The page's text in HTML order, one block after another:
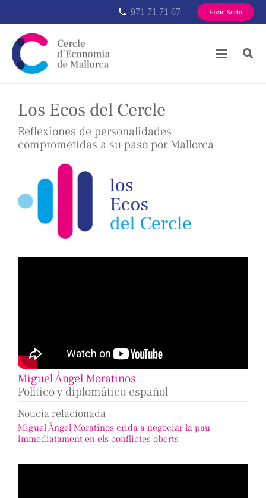
phone 971 71 71 67 Hazte Socio
Los Ecos del Cercle
Reflexiones de personalidades
comprometidas a su paso por Mallorca
Miguel Ángel Moratinos
Político y diplomático español
Noticia relacionada
Miguel Ángel Moratinos crida a negociar la pau
immediatament en els conflictes oberts